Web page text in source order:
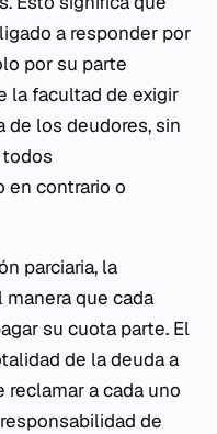
a responder por
por su parte
la facultad de exigir
de los deudores, sin
en contrario o
parciaria, la
que cada
su cuota parte. El
de la deuda a
a cada uno
de